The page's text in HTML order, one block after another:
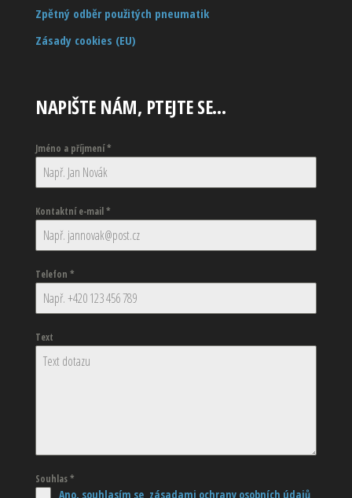
Zpětný odběr použitých pneumatik
Zásady cookies (EU)
NAPIŠTE NÁM, PTEJTE SE…
Jméno a příjmení*
Kontaktní e-mail*
Telefon *
Text
Souhlas*
Ano, souhlasím se zásadami ochrany osobních údajů